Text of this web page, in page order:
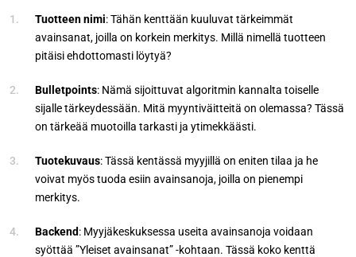
Tuotteen nimi: Tähän kenttään kuuluvat tärkeimmät
avainsanat, joilla on korkein merkitys. Millä nimellä tuotteen
pitäisi ehdottomasti löytyä?
Bulletpoints: Nämä sijoittuvat algoritmin kannalta toiselle
sijalle tärkeydessään. Mitä myyntiväitteitä on olemassa? Tässä
on tärkeää muotoilla tarkasti ja ytimekkäästi.
Tuotekuvaus: Tässä kentässä myyjillä on eniten tilaa ja he
voivat myös tuoda esiin avainsanoja, joilla on pienempi
merkitys.
Backend: Myyjäkeskuksessa useita avainsanoja voidaan
syöttää ”Yleiset avainsanat” -kohtaan. Tässä koko kenttä